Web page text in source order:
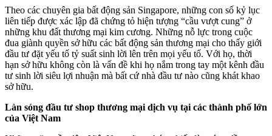
Theo các chuyên gia bất động sản Singapore, những con số kỷ lục
liên tiếp được xác lập đã chứng tỏ hiện tượng “cầu vượt cung” ở
những khu đất thương mại kim cương. Những nỗ lực trong cuộc
đua giành quyền sở hữu các bất động sản thương mại cho thấy giới
đầu tư đặt yếu tố tỷ suất sinh lời lên trên mọi yếu tố. Với họ, thời
hạn sở hữu không còn là vấn đề khi họ nắm trong tay một kênh đầu
tư sinh lời siêu lợi nhuận mà bất cứ nhà đầu tư nào cũng khát khao
sở hữu.
Làn sóng đầu tư shop thương mại dịch vụ tại các thành phố lớn
của Việt Nam